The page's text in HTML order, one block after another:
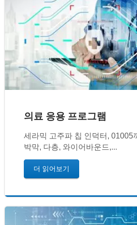
의료 응용 프로그램
세라믹 고주파 칩 인덕터, 01005
박막, 다층, 와이어바운드,...
더 읽어보기